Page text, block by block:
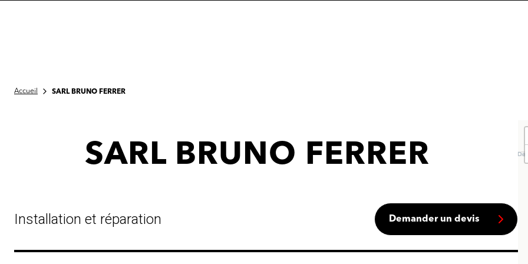
Accueil SARL BRUNO FERRER
SARL BRUNO FERRER
Installation et réparation Demander un devis